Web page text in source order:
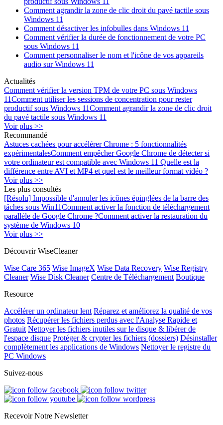
Comment agrandir la zone de clic droit du pavé tactile sous
Windows 11
Comment désactiver les infobulles dans Windows 11
Comment vérifier la durée de fonctionnement de votre PC
sous Windows 11
Comment personnaliser le nom et l'icône de vos appareils
audio sur Windows 11
Actualités
Comment vérifier la version TPM de votre PC sous Windows
11Comment utiliser les sessions de concentration pour rester
productif sous Windows 11Comment agrandir la zone de clic droit
du pavé tactile sous Windows 11
Voir plus >>
Recommandé
Astuces cachées pour accélérer Chrome : 5 fonctionnalités
expérimentalesComment empêcher Google Chrome de détecter si
votre ordinateur est compatible avec Windows 11 Quelle est la
différence entre AVI et MP4 et quel est le meilleur format vidéo ?
Voir plus >>
Les plus consultés
[Résolu] Impossible d'annuler les icônes épinglées de la barre des
tâches sous Win11Comment activer la fonction de téléchargement
parallèle de Google Chrome ?Comment activer la restauration du
système de Windows 10
Voir plus >>
Découvrir WiseCleaner
Wise Care 365 Wise ImageX Wise Data Recovery Wise Registry
Cleaner Wise Disk Cleaner Centre de Téléchargement Boutique
Resource
Accélérer un ordinateur lent Réparez et améliorez la qualité de vos
photos Récupérer les fichiers perdus avec l'Analyse Rapide et
Gratuit Nettoyer les fichiers inutiles sur le disque & libérer de
l'espace disque Protéger & crypter les fichiers (dossiers) Désinstaller
complètement les applications de Windows Nettoyer le registre du
PC Windows
Suivez-nous
Recevoir Notre Newsletter